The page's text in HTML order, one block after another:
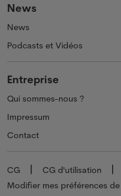
News
News
Podcasts et Vidéos
Entreprise
Qui sommes-nous ?
Impressum
Contact
CG CG d'utilisation
Modifier mes préférences